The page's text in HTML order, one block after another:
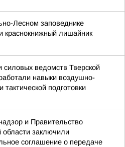
Лесном заповеднике
краснокнижный лишайник
силовых ведомств Тверской
навыки воздушно-
тактической подготовки
и Правительство
области заключили
соглашение о передаче